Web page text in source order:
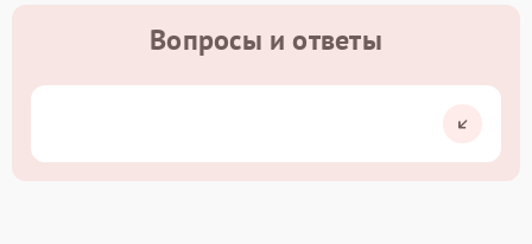
Вопросы и ответы